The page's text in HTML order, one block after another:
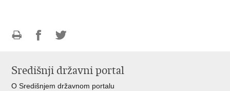
FacebookuTwitteru
Središnji državni portal
O Središnjem državnom portalu